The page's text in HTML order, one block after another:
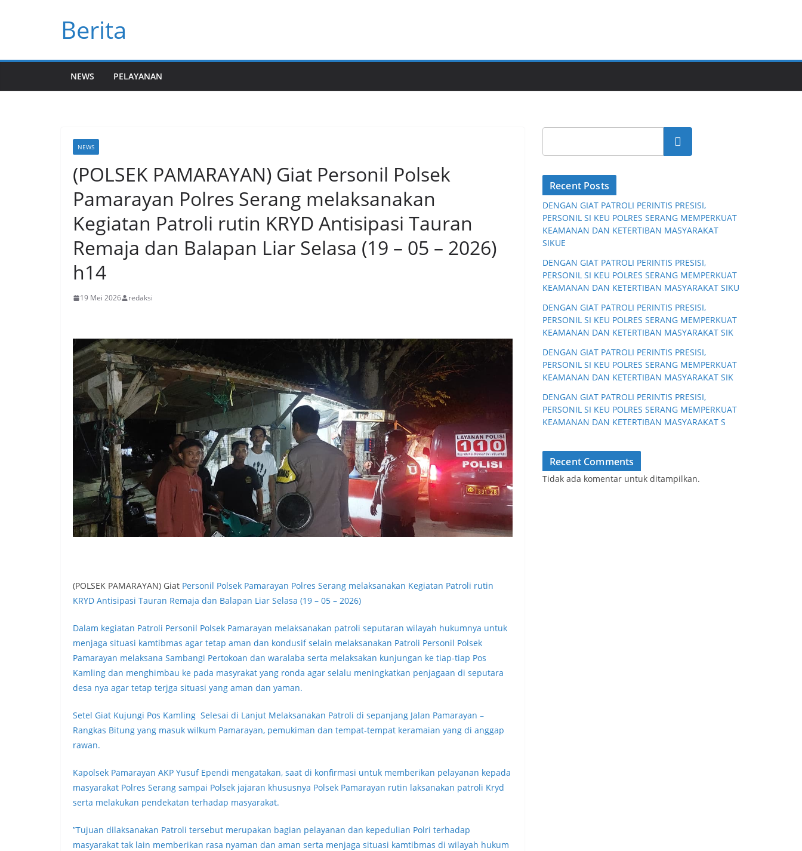
Berita
NEWS PELAYANAN
NEWS
(POLSEK PAMARAYAN) Giat Personil Polsek
Pamarayan Polres Serang melaksanakan
Kegiatan Patroli rutin KRYD Antisipasi Tauran
Remaja dan Balapan Liar Selasa (19 – 05 – 2026)
h14
19 Mei 2026 redaksi
(POLSEK PAMARAYAN) Giat Personil Polsek Pamarayan Polres Serang melaksanakan Kegiatan Patroli rutin
KRYD Antisipasi Tauran Remaja dan Balapan Liar Selasa (19 – 05 – 2026)
Dalam kegiatan Patroli Personil Polsek Pamarayan melaksanakan patroli seputaran wilayah hukumnya untuk
menjaga situasi kamtibmas agar tetap aman dan kondusif selain melaksanakan Patroli Personil Polsek
Pamarayan melaksana Sambangi Pertokoan dan waralaba serta melaksakan kunjungan ke tiap-tiap Pos
Kamling dan menghimbau ke pada masyrakat yang ronda agar selalu meningkatkan penjagaan di seputara
desa nya agar tetap terjga situasi yang aman dan yaman.
Setel Giat Kujungi Pos Kamling Selesai di Lanjut Melaksanakan Patroli di sepanjang Jalan Pamarayan –
Rangkas Bitung yang masuk wilkum Pamarayan, pemukiman dan tempat-tempat keramaian yang di anggap
rawan.
Kapolsek Pamarayan AKP Yusuf Ependi mengatakan, saat di konfirmasi untuk memberikan pelayanan kepada
masyarakat Polres Serang sampai Polsek jajaran khususnya Polsek Pamarayan rutin laksanakan patroli Kryd
serta melakukan pendekatan terhadap masyarakat.
”Tujuan dilaksanakan Patroli tersebut merupakan bagian pelayanan dan kepedulian Polri terhadap
masyarakat tak lain memberikan rasa nyaman dan aman serta menjaga situasi kamtibmas di wilayah hukum
Cari
Recent Posts
DENGAN GIAT PATROLI PERINTIS PRESISI,
PERSONIL SI KEU POLRES SERANG MEMPERKUAT
KEAMANAN DAN KETERTIBAN MASYARAKAT
SIKUE
DENGAN GIAT PATROLI PERINTIS PRESISI,
PERSONIL SI KEU POLRES SERANG MEMPERKUAT
KEAMANAN DAN KETERTIBAN MASYARAKAT SIKU
DENGAN GIAT PATROLI PERINTIS PRESISI,
PERSONIL SI KEU POLRES SERANG MEMPERKUAT
KEAMANAN DAN KETERTIBAN MASYARAKAT SIK
DENGAN GIAT PATROLI PERINTIS PRESISI,
PERSONIL SI KEU POLRES SERANG MEMPERKUAT
KEAMANAN DAN KETERTIBAN MASYARAKAT SIK
DENGAN GIAT PATROLI PERINTIS PRESISI,
PERSONIL SI KEU POLRES SERANG MEMPERKUAT
KEAMANAN DAN KETERTIBAN MASYARAKAT S
Recent Comments
Tidak ada komentar untuk ditampilkan.